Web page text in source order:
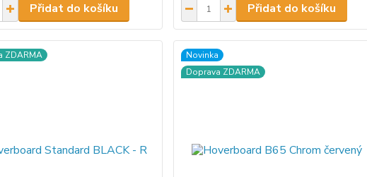
Přidat do košíku Přidat do košíku
ZDARMA
Novinka
Doprava ZDARMA